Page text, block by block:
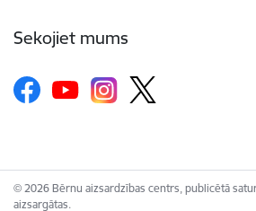
Sekojiet mums
© 2026 Bērnu aizsardzības centrs, publicētā
aizsargātas.